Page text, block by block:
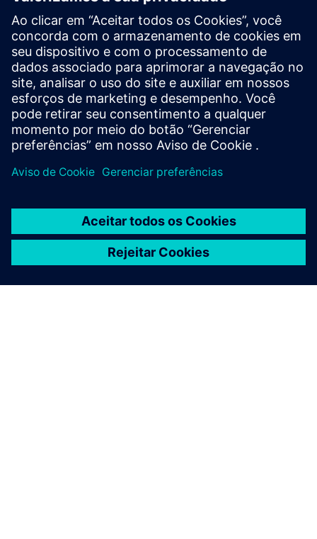
Sistemas de extinção
Os sistemas de extinção confiáveis do Cerberus PRO
usam agentes naturais, químicos ou combinados de
gás/água para ajudá-lo a agir rapidamente e minimizar
os danos a pessoas e equipamentos.